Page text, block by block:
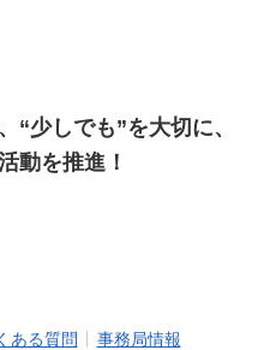
“少しでも”を大切に、
動を推進！
ある質問
事務局情報